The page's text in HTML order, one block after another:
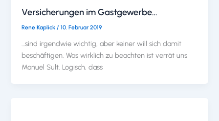
Versicherungen im Gastgewerbe…
Rene Kaplick/10. Februar 2019
…sind irgendwie wichtig, aber keiner will sich damit
beschäftigen. Was wirklich zu beachten ist verrät uns
Manuel Sult. Logisch, dass